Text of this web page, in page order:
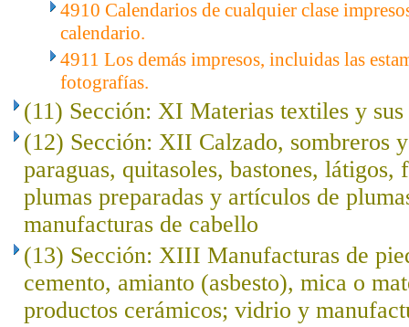
4910 Calendarios de cualquier clase
calendario.
4911 Los demás impresos, incluidas las
fotografías.
(11) Sección: XI Materias textiles y sus
(12) Sección: XII Calzado, sombreros
paraguas, quitasoles, bastones, látigos,
plumas preparadas y artículos de
manufacturas de cabello
(13) Sección: XIII Manufacturas de
cemento, amianto (asbesto), mica o
productos cerámicos; vidrio y